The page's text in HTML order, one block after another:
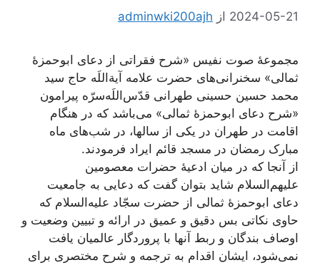
2024-05-21 از adminwki200ajh
مجموعۀ صوت نفیس «شرح فقراتی از دعای ابوحمزۀ
ثمالی» سخنرانی‌های حضرت علامه آیة‌اللَه حاج سید
محمد حسین حسینی طهرانی قدّس‌اللَه‌سرّه پیرامون
«شرح دعای ابوحمزۀ ثمالی» می‌باشد که در هنگام
اقامت در طهران در یکی از سالها، در شب‌های ماه
مبارک رمضان در مسجد قائم ایراد فرمودند.
از آنجا که در میان ادعیۀ حضرات معصومین
علیهم‌السلام شاید بتوان گفت که دعایی به جامعیت
دعای ابوحمزۀ ثمالی از حضرت سجّاد علیه‌السلام که
حاوی نکاتی بس دقیق و عمیق در ارائه و تبیین وضعیت و
اوصاف بندگان و ربط آنها با پروردگار عالمیان یافت
نمی‌شود، ایشان اقدام به ترجمه و شرح مختصری برای